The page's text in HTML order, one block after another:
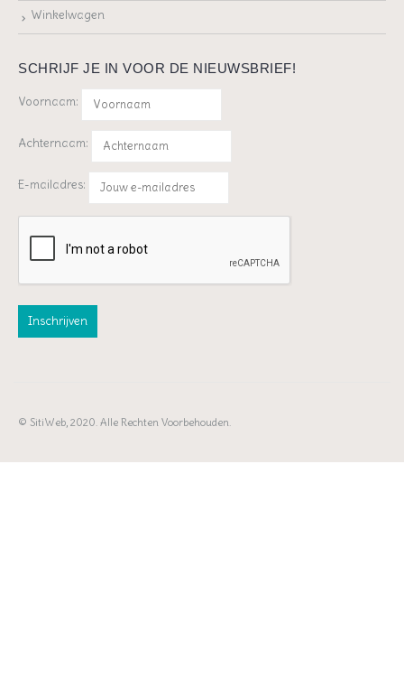
Winkelwagen
SCHRIJF JE IN VOOR DE NIEUWSBRIEF!
Voornaam:
Achternaam:
E-mailadres:
© SitiWeb, 2020. Alle Rechten Voorbehouden.